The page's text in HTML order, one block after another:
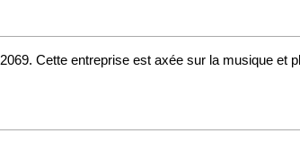
2069. Cette entreprise est axée sur la musique et